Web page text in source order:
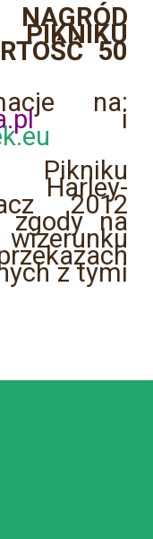
PIKNIKU
50
na:
i
Pikniku
2012
zgody na
z tymi